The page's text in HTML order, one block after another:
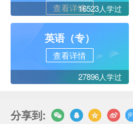
查看详情16523人学过
英语（专）
查看详情
27896人学过
分享到: